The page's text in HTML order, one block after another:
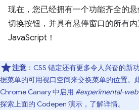
现在，您已经拥有一个功能齐全的
切换按钮，并具有悬停窗口的所有
JavaScript！
注意 ：CSS 锚定还有更多令人兴奋的新
据菜单的可用视口空间来交换菜单的位置。
Chrome Canary 中启用 #experimental-
探索上面的 Codepen 演示，了解详情。